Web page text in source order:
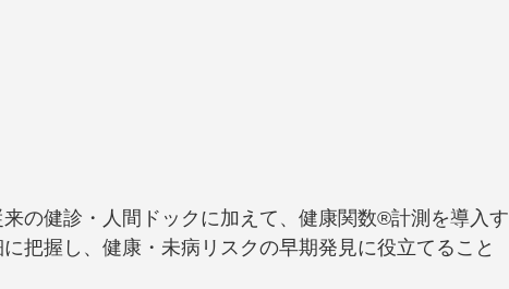
来の健診・人間ドックに加えて、健康関数®︎計測を導入す
把握し、健康・未病リスクの早期発見に役立てること